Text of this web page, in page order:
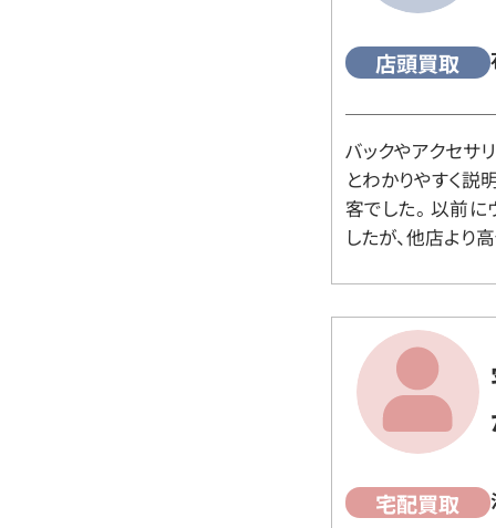
店頭買取
バックやアクセサ
とわかりやすく説
客でした。 以前
したが、他店より
宅配買取